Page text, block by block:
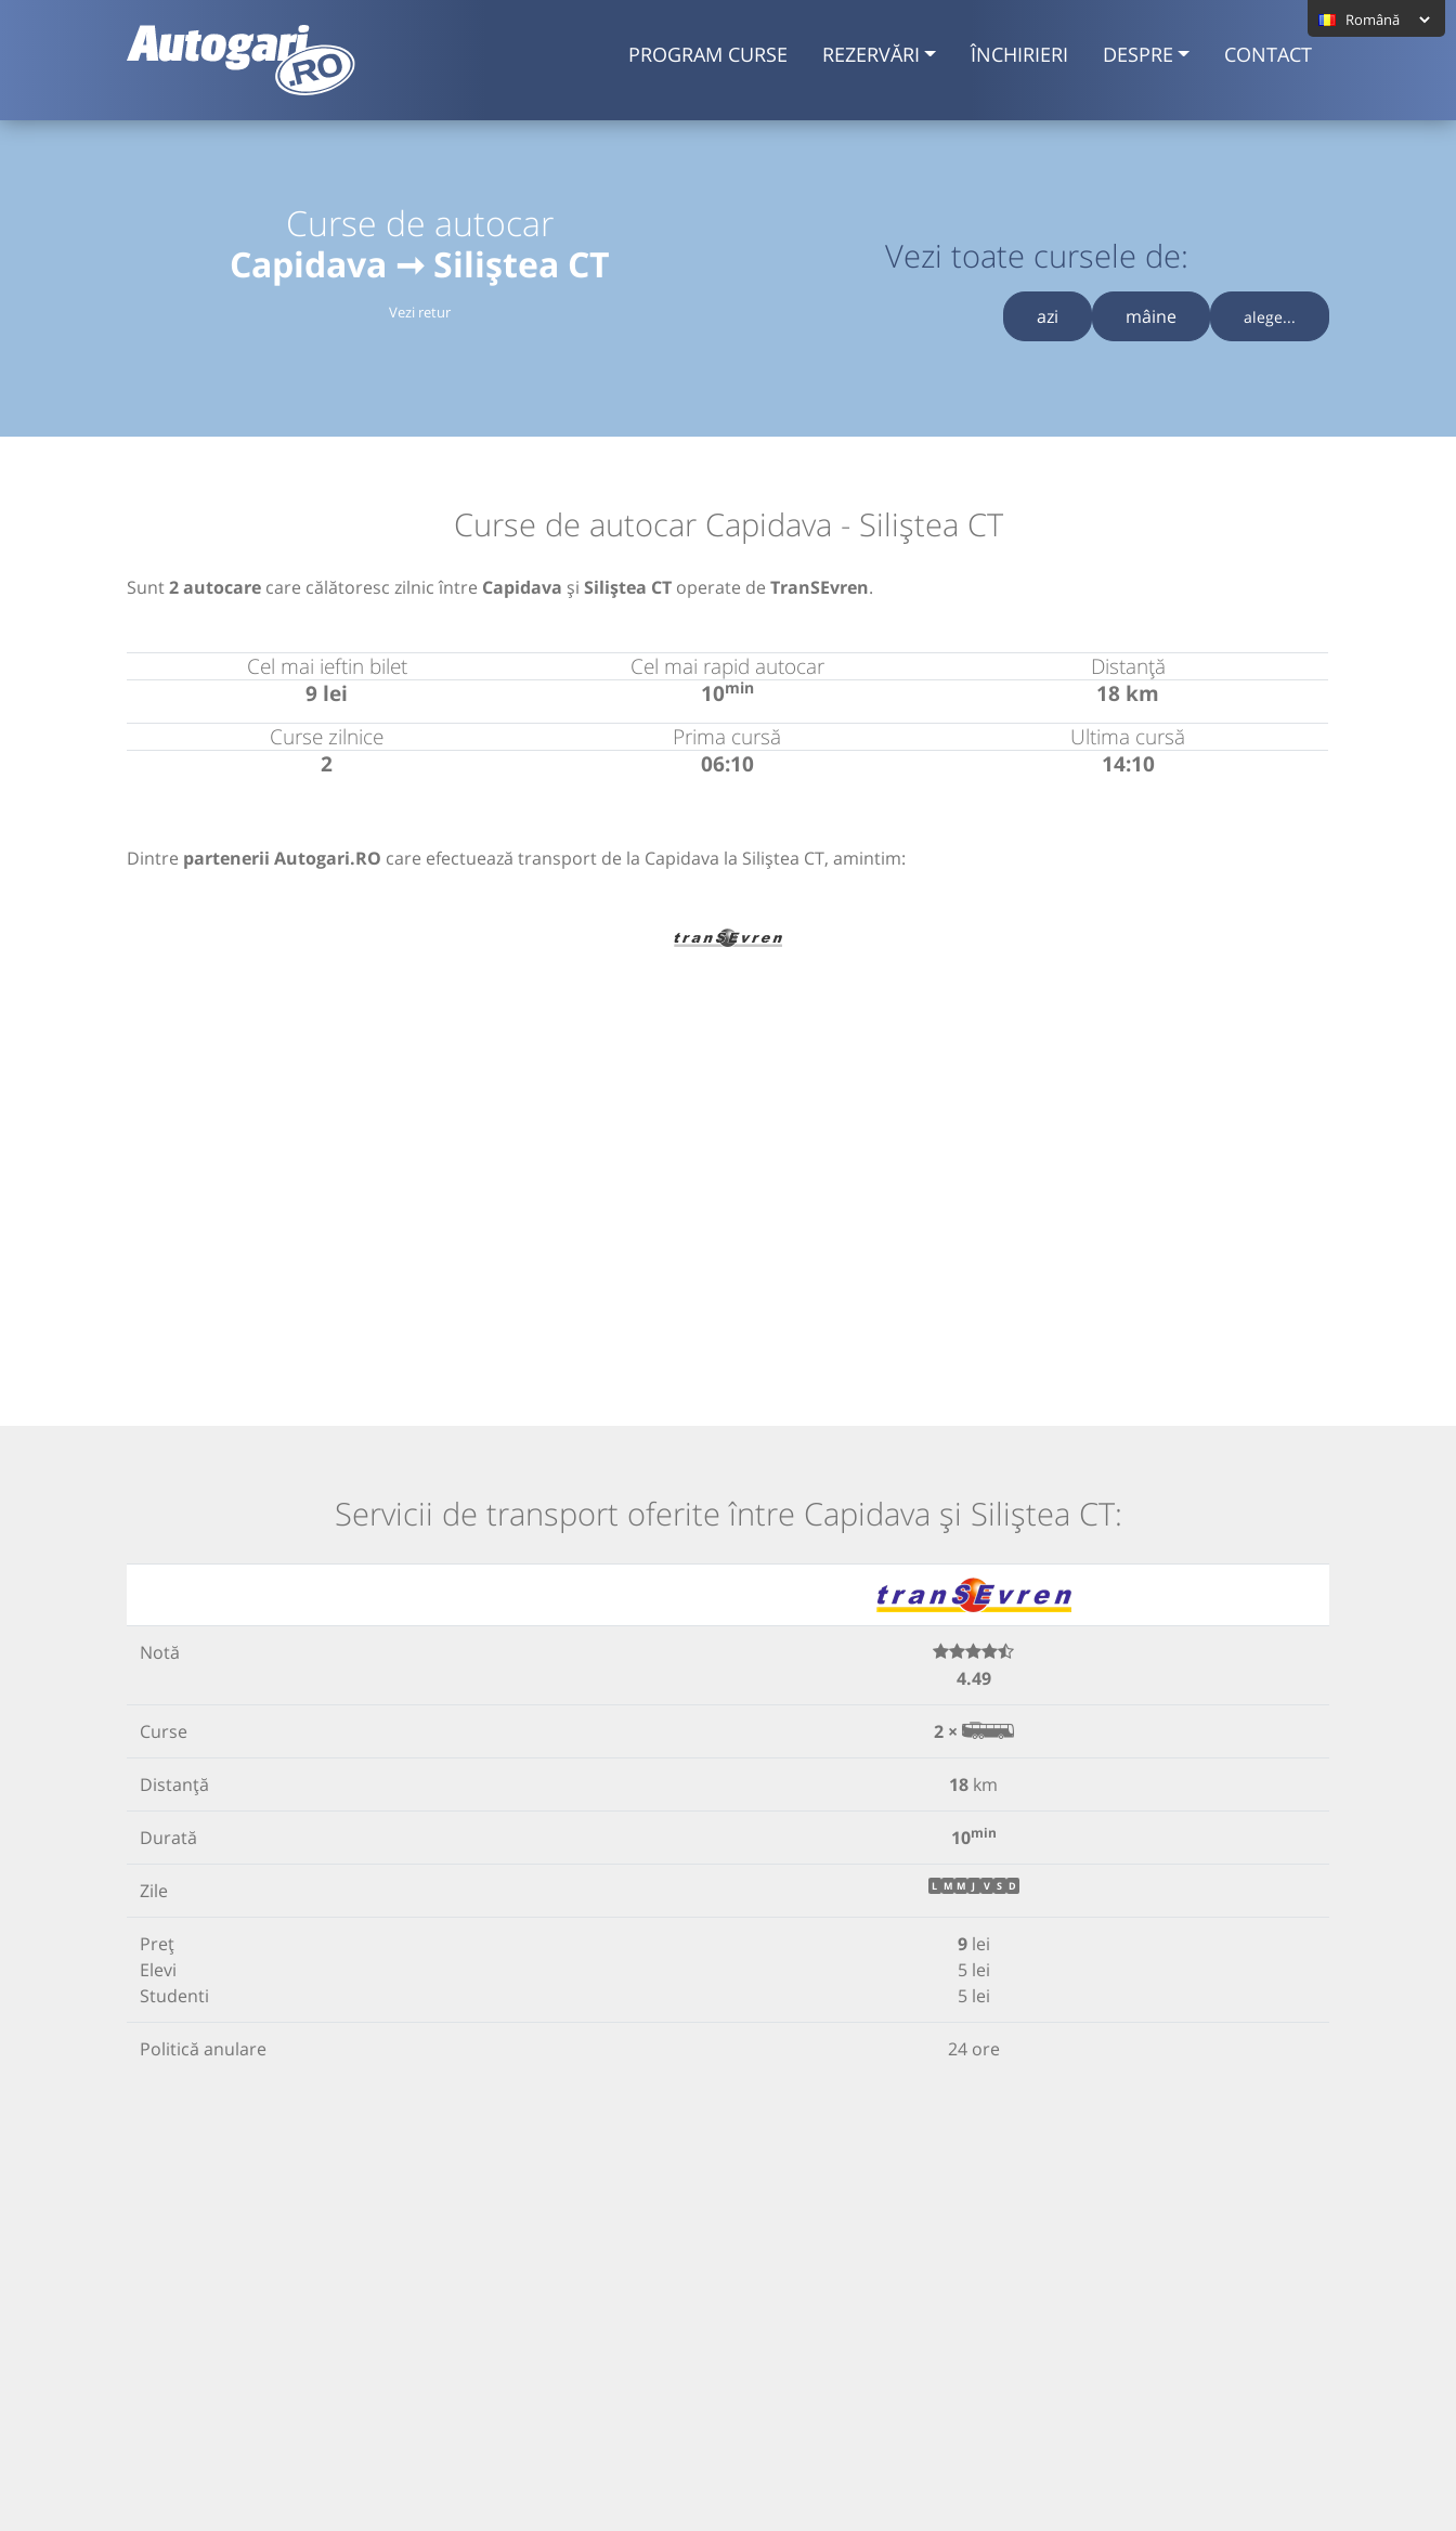
PROGRAM CURSE REZERVĂRI ÎNCHIRIERI DESPRE CONTACT
Curse de autocar
Capidava ➞ Siliștea CT
Vezi retur
Vezi toate cursele de:
azi mâine alege...
Curse de autocar Capidava - Siliștea CT
Sunt2 autocare care călătoresc zilnic între Capidava și Siliștea CT operate de TranSEvren.
Cel mai ieftin bilet
9 lei
Cel mai rapid autocar
10min
Distanță
18 km
Curse zilnice
2
Prima cursă
06:10
Ultima cursă
14:10
Dintre partenerii Autogari.RO care efectuează transport de la Capidava la Siliștea CT, amintim:
Servicii de transport oferite între Capidava și Siliștea CT:
Notă
4.49
Curse 2 ×
Distanță 18 km
Durată 10min
Zile L M M J V S D
Preț
Elevi
Studenti
9lei
5 lei
5 lei
Politică anulare 24 ore